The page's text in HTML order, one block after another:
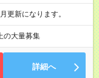
更新になります。
の大量募集
詳細へ